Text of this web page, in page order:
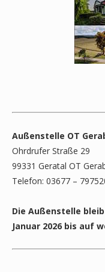
Außenstelle OT
Ohrdrufer Straße 29
99331 Geratal OT
Telefon: 03677 –
Die Außenstelle
Januar 2026 bis auf